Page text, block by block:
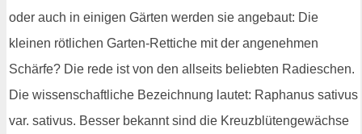
oder auch in einigen Gärten werden sie angebaut: Die
kleinen rötlichen Garten-Rettiche mit der angenehmen
Schärfe? Die rede ist von den allseits beliebten Radieschen.
Die wissenschaftliche Bezeichnung lautet: Raphanus sativus
var. sativus. Besser bekannt sind die Kreuzblütengewächse